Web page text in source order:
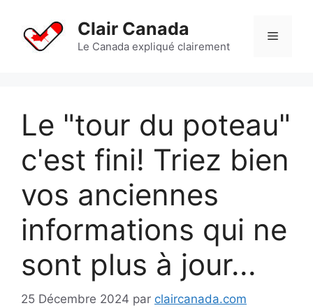
contenu
Clair Canada
Le Canada expliqué clairement
Menu
Le "tour du poteau"
c'est fini! Triez bien
vos anciennes
informations qui ne
sont plus à jour...
25 Décembre 2024 par claircanada.com